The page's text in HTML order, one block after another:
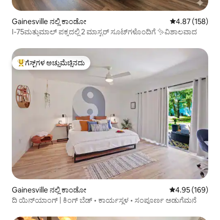
Gainesville ನಲ್ಲಿ ಕಾಂಡೋ 5 ರಲ್ಲಿ 4.87
4.87 (158)
I-75ಮತ್ತುಮಾಲ್ ಪಕ್ಕದಲ್ಲಿ 2 ಮಾಸ್ಟರ್ ಸೂಟ್‌ಗಳೊಂದಿಗೆ ✨️ವಿಶಾಲವಾದ
ಗೆಸ್ಟ್‌ಗಳಿಗೆ ಅತಿ ಹೆಚ್ಚು ಅಚ್ಚುಮೆಚ್ಚಿನದು
ಗೆಸ್ಟ್‌ಗಳ ಅಚ್ಚುಮೆಚ್ಚಿನದು
Gainesville ನಲ್ಲಿ ಕಾಂಡೋ 5 ರಲ್ಲಿ 4.95
4.95 (169)
ದಿ ಯಿನ್‌ಯಾಂಗ್ | ಕಿಂಗ್ ಬೆಡ್ • ಕಾರ್ಯಸ್ಥಳ • ಸಂಪೂರ್ಣ ಅಡುಗೆಮನೆ